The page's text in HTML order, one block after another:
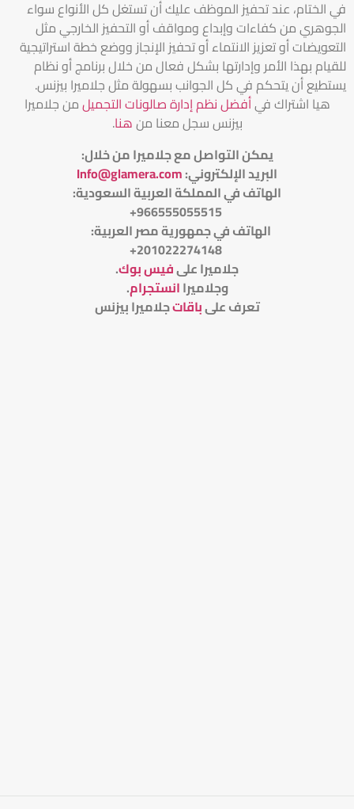
في الختام، عند تحفيز الموظف عليك أن تستغل كل الأنواع سواء
الجوهري من كفاءات وإبداع ومواقف أو التحفيز الخارجي مثل
التعويضات أو تعزيز الانتماء أو تحفيز الإنجاز ووضع خطة استراتيجية
للقيام بهذا الأمر وإدارتها بشكل فعال من خلال برنامج أو نظام
يستطيع أن يتحكم في كل الجوانب بسهولة مثل جلاميرا بيزنس.
هيا اشتراك فيأفضل نظم إدارة صالونات التجميلمن جلاميرا
بيزنس سجل معنا منهنا.
يمكن التواصل مع جلاميرا من خلال:
البريد الإلكتروني:
Info@glamera.com
الهاتف في المملكة العربية السعودية:
الهاتف في جمهورية مصر العربية:
جلاميرا علىفيس بوك.
وجلاميراانستجرام.
تعرف علىباقاتجلاميرا بيزنس